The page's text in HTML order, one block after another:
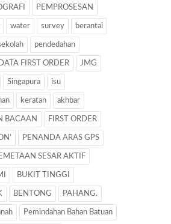
PEMPROSESAN
water survey berantai
pendedahan
DATA FIRST ORDER JMG
Singapura isu
keratan akhbar
BACAAN FIRST ORDER
PENANDA ARAS GPS
SESAR AKTIF
BUKIT TINGGI
BENTONG PAHANG.
Pemindahan Bahan Batuan